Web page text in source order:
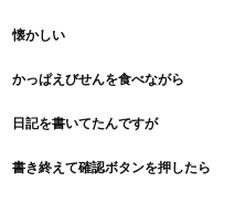
懐かしい
かっぱえびせんを食べながら
日記を書いてたんですが
書き終えて確認ボタンを押したら